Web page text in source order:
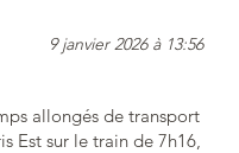
9 janvier 2026 à 13:56
allongés de transport
Est sur le train de 7h16,